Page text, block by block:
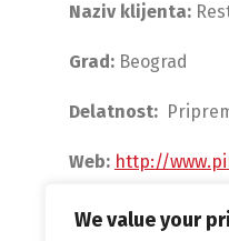
We value your
Naziv klijenta:
Grad: Beograd
Delatnost:
Web: http://